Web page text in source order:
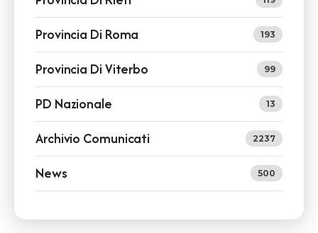
Provincia Di Roma 193
Provincia Di Viterbo 99
PD Nazionale 13
Archivio Comunicati 2237
News 500